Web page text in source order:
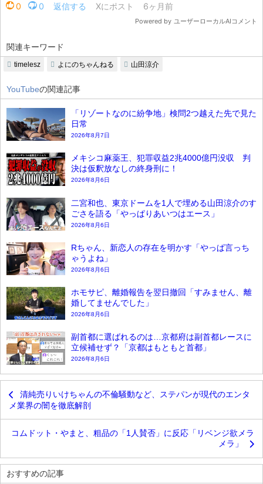
関連キーワード
timelesz よにのちゃんねる 山田涼介
YouTubeの関連記事
「リゾートなのに紛争地」検問2つ越えた先で見た
日常
2026年8月7日
メキシコ麻薬王、犯罪収益2兆4000億円没収 判
決は仮釈放なしの終身刑に！
2026年8月6日
二宮和也、東京ドームを1人で埋める山田涼介のす
ごさを語る「やっぱりあいつはエース」
2026年8月6日
Rちゃん、新恋人の存在を明かす「やっぱ言っち
ゃうよね」
2026年8月6日
ホモサピ、離婚報告を翌日撤回「すみません、離
婚してませんでした」
2026年8月6日
副首都に選ばれるのは…京都府は副首都レースに
立候補せず？「京都はもともと首都」
2026年8月6日
清純売りいけちゃんの不倫騒動など、ステパンが現代のエンタ
メ業界の闇を徹底解剖
コムドット・やまと、粗品の「1人賛否」に反応「リベンジ欲メラ
メラ」
おすすめの記事